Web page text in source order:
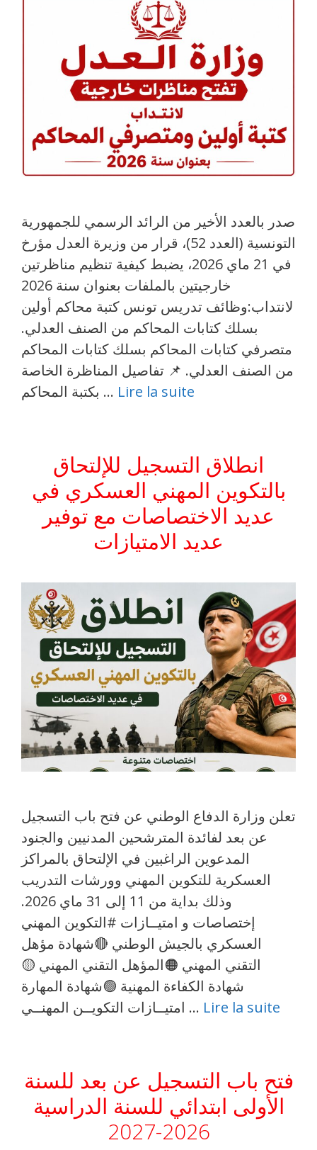
صدر بالعدد الأخير من الرائد الرسمي للجمهورية
التونسية (العدد 52)، قرار من وزيرة العدل مؤرخ
في 21 ماي 2026، يضبط كيفية تنظيم مناظرتين
خارجيتين بالملفات بعنوان سنة 2026
لانتداب:وظائف تدريس تونس كتبة محاكم أولين
بسلك كتابات المحاكم من الصنف العدلي.
متصرفي كتابات المحاكم بسلك كتابات المحاكم
من الصنف العدلي. 📌 تفاصيل المناظرة الخاصة
بكتبة المحاكم … Lire la suite
انطلاق التسجيل للإلتحاق
بالتكوين المهني العسكري في
عديد الاختصاصات مع توفير
عديد الامتيازات
تعلن وزارة الدفاع الوطني عن فتح باب التسجيل
عن بعد لفائدة المترشحين المدنيين والجنود
المدعوين الراغبين في الإلتحاق بالمراكز
العسكرية للتكوين المهني وورشات التدريب
وذلك بداية من 11 إلى 31 ماي 2026.
إختصاصات و امتيــازات #التكوين المهني
العسكري بالجيش الوطني 🔴شهادة مؤهل
التقني المهني 🟠المؤهل التقني المهني 🟡
شهادة الكفاءة المهنية 🟢شهادة المهارة
امتيــازات التكويــن المهنــي … Lire la suite
فتح باب التسجيل عن بعد للسنة
الأولى ابتدائي للسنة الدراسية
2026-2027